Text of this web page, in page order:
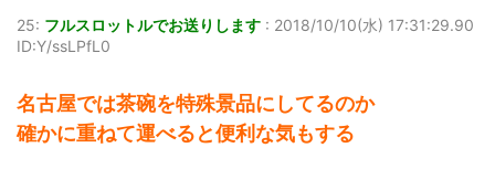
25: フルスロットルでお送りします : 2018/10/10(水) 17:31:29.90
ID:Y/ssLPfL0
名古屋では茶碗を特殊景品にしてるのか
確かに重ねて運べると便利な気もする